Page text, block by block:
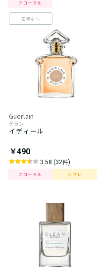
フローラル
在庫なし
Guerlain
ゲラン
イディール
￥490
3.58 (32件)
フローラル シプレ